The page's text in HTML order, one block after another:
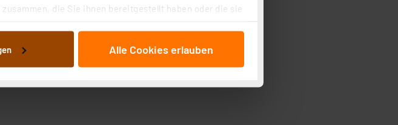
die Sie ihnen bereitgestellt haben oder die sie
Ihnen ausgewählten Verarbeitungszwecke (Art. 6
nach Zweck und Anbieter ist durch Klick auf den
Alle Cookies erlauben